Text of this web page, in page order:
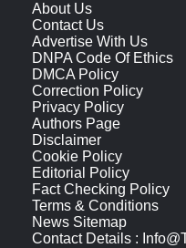
About Us
Contact Us
Advertise With Us
DNPA Code Of Ethics
DMCA Policy
Correction Policy
Privacy Policy
Authors Page
Disclaimer
Cookie Policy
Editorial Policy
Fact Checking Policy
Terms & Conditions
News Sitemap
Contact Details :